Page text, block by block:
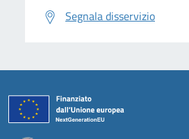
Segnala disservizio